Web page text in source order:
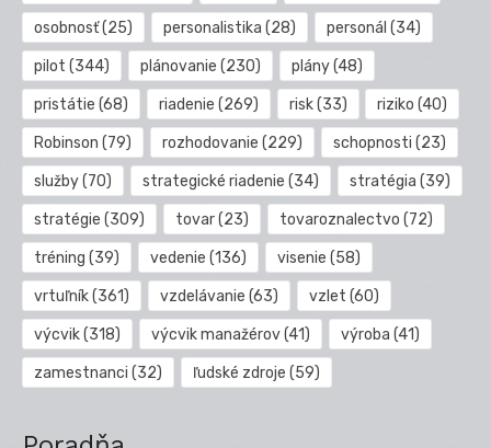
osobnosť(25) personalistika (28) personál (34)
pilot (344) plánovanie (230) plány(48)
pristátie (68) riadenie (269) risk(33) riziko (40)
Robinson (79) rozhodovanie (229) schopnosti (23)
služby(70) strategické riadenie (34) stratégia (39)
stratégie (309) tovar(23) tovaroznalectvo (72)
tréning (39) vedenie (136) visenie (58)
vrtuľník(361) vzdelávanie (63) vzlet (60)
výcvik(318) výcvik manažérov(41) výroba (41)
zamestnanci (32) ľudské zdroje (59)